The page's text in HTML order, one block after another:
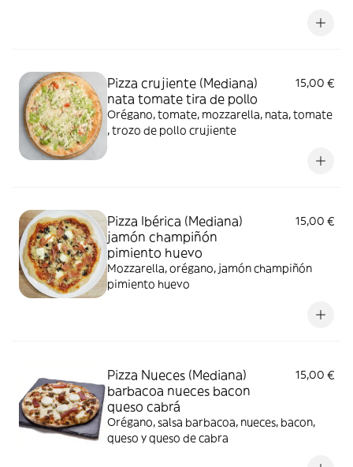
Pizza crujiente (Mediana)
nata tomate tira de pollo
15,00 €
Orégano, tomate, mozzarella, nata, tomate
, trozo de pollo crujiente
Pizza Ibérica (Mediana)
jamón champiñón
pimiento huevo
15,00 €
Mozzarella, orégano, jamón champiñón
pimiento huevo
Pizza Nueces (Mediana)
barbacoa nueces bacon
queso cabrá
15,00 €
Orégano, salsa barbacoa, nueces, bacon,
queso y queso de cabra